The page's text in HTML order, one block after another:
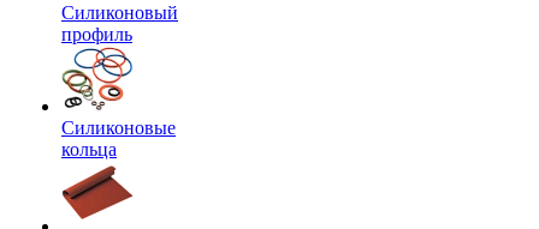
Силиконовый
профиль
Силиконовые
кольца